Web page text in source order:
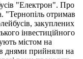
"Електрон". Про
"Тернопіль отримав
закуплених
інвестиційного
містом на
днями прийняли на